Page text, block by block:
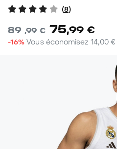
(8)
89,99 € 75,99 €
-16% Vous économisez 14,00 €